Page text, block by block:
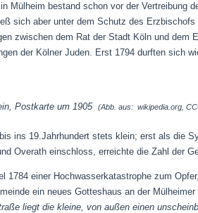
Mülheim bestand schon vor der Vertreibung
sich aber unter dem Schutz des
zwischen dem Rat der Stadt Köln und
der Kölner Juden. Erst 1794 durften sich
Postkarte um 1905(Abb. aus: wikipedia.org,
ins 19.Jahrhundert stets klein; erst als die
Overath einschloss, erreichte die Zahl der
1784 einer Hochwasserkatastrophe zum
ein neues Gotteshaus an der
liegt die kleine, von außen einen